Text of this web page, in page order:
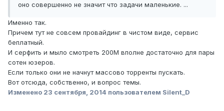
оно совершенно не значит что задачи маленькие. ...
Именно так.
Причем тут не совсем провайдинг в чистом виде, сервис
беплатный.
И серфить и мыло смотреть 200M вполне достаточно для пары
сотен юзеров.
Если только они не начнут массово торренты пускать.
Вот отсюда, собственно, и вопрос темы.
Изменено 23 сентября, 2014 пользователем Silent_D